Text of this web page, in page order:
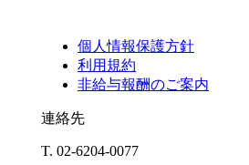
個人情報保護方針
利用規約
非給与報酬のご案内
連絡先
T. 02-6204-0077